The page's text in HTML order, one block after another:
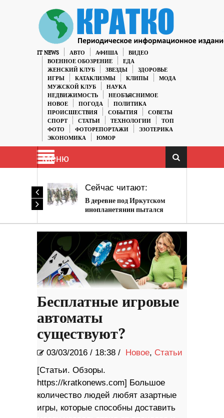
IT NEWS АВТО АФИША
ВИДЕО
ВОЕННОЕ ОБОЗРЕНИЕ
ЕДА
ЖЕНСКИЙ КЛУБ
ЗВЕЗДЫ
ЗДОРОВЬЕ
ИГРЫ
КАТАКЛИЗМЫ КЛИПЫ
МОДА
МУЖСКОЙ КЛУБ
НАУКА
НЕДВИЖИМОСТЬ
НЕОБЪЯСНИМОЕ
НОВОЕ
ПОГОДА
ПОЛИТИКА
ПРОИСШЕСТВИЯ
СОБЫТИЯ
СОВЕТЫ
СПОРТ
СТАТЬИ ТЕХНОЛОГИИ
ТОП
ФОТО
ФОТОРЕПОРТАЖИ
ЭЗОТЕРИКА
ЭКОНОМИКА
ЮМОР
Меню
Сейчас читают:
В деревне под Иркутском
инопланетянин пытался
Бесплатные игровые
автоматы
существуют?
03/03/2016 / 18:38 / Новое, Статьи
[Статьи. Обзоры.
https://kratkonews.com] Большое
количество людей любят азартные
игры, которые способны доставить